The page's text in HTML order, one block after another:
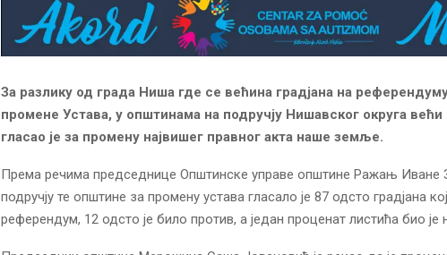
За разлику од града Ниша где се већина градјана на
промене Устава, у општинама на подручју Нишавског округа већи
гласао је за промену највишег правног акта наше земље.
Према речима председнице Општинске управе општине Ражањ Иване
подручју те општине за промену устава гласало је 87 одсто градјана
референдум, 12 одсто је било против, а један проценат листића био је